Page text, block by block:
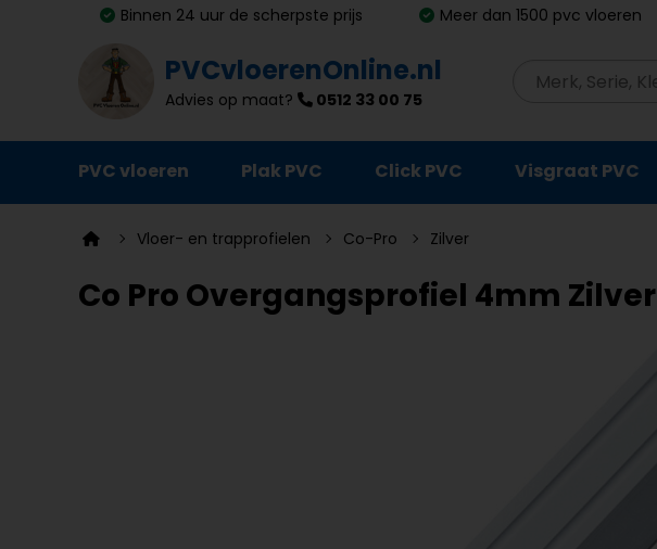
Binnen 24 uur de scherpste prijs Meer dan 1500 pvc vloeren
PVCvloerenOnline.nl
Advies op maat? 0512 33 00 75
PVC vloeren Plak PVC Click PVC Visgraat PVC
Ondervloeren
Plinten
Vloer- en trapprofielen Co-Pro Zilver
Co Pro Overgangsprofiel 4mm Zilver